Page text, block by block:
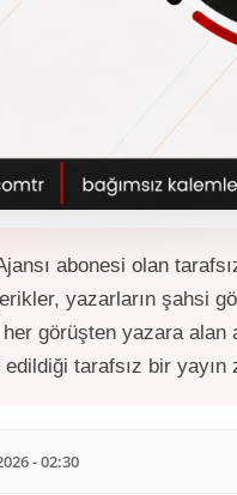
abonesi olan
yazarların şahsi
görüşten yazara alan
tarafsız bir yayın
- 02:30